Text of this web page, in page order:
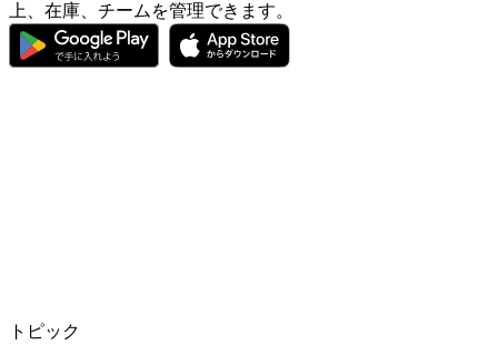
上、在庫、チームを管理できます。
トピック